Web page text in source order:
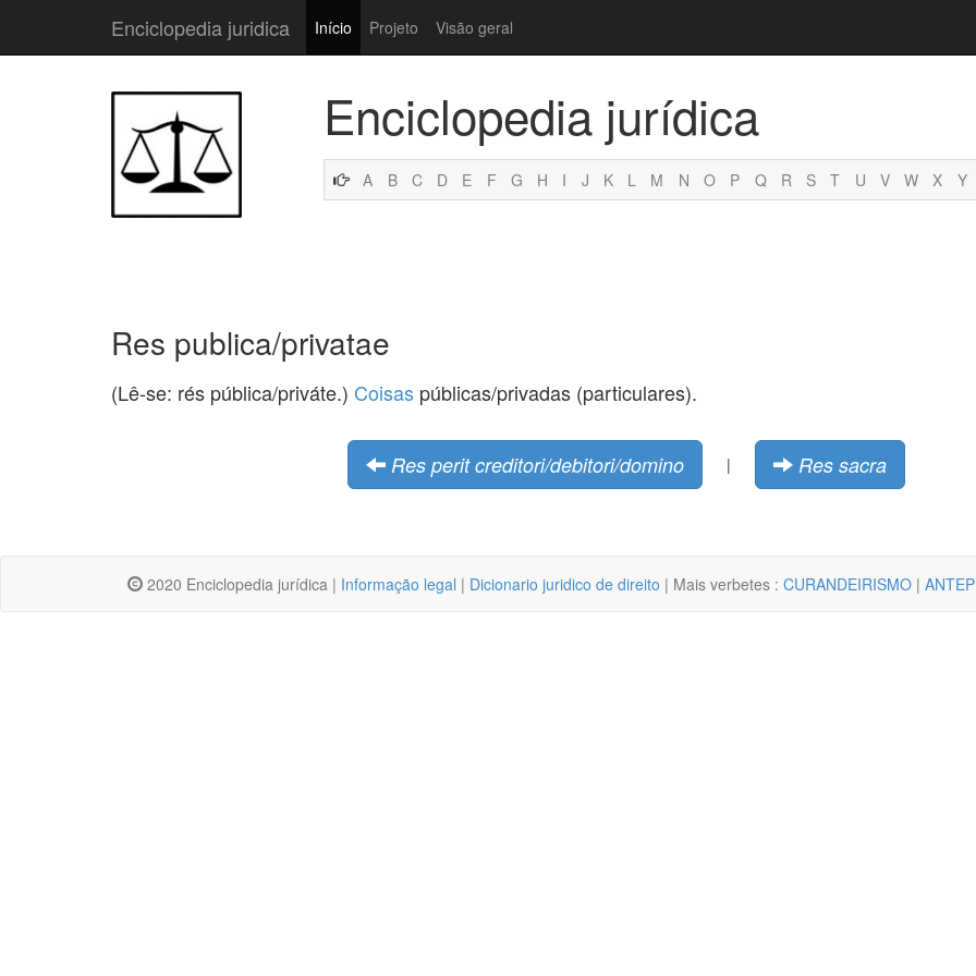
Enciclopedia juridica Início Projeto Visão geral
Enciclopedia jurídica
A B C D E F G H I J K L M N O P Q R S T U V W X Y
Res publica/privatae
(Lê-se: rés pública/priváte.) Coisas públicas/privadas (particulares).
Res perit creditori/debitori/domino | Res sacra
2020 Enciclopedia jurídica | Informação legal | Dicionario juridico de direito | Mais verbetes : CURANDEIRISMO |